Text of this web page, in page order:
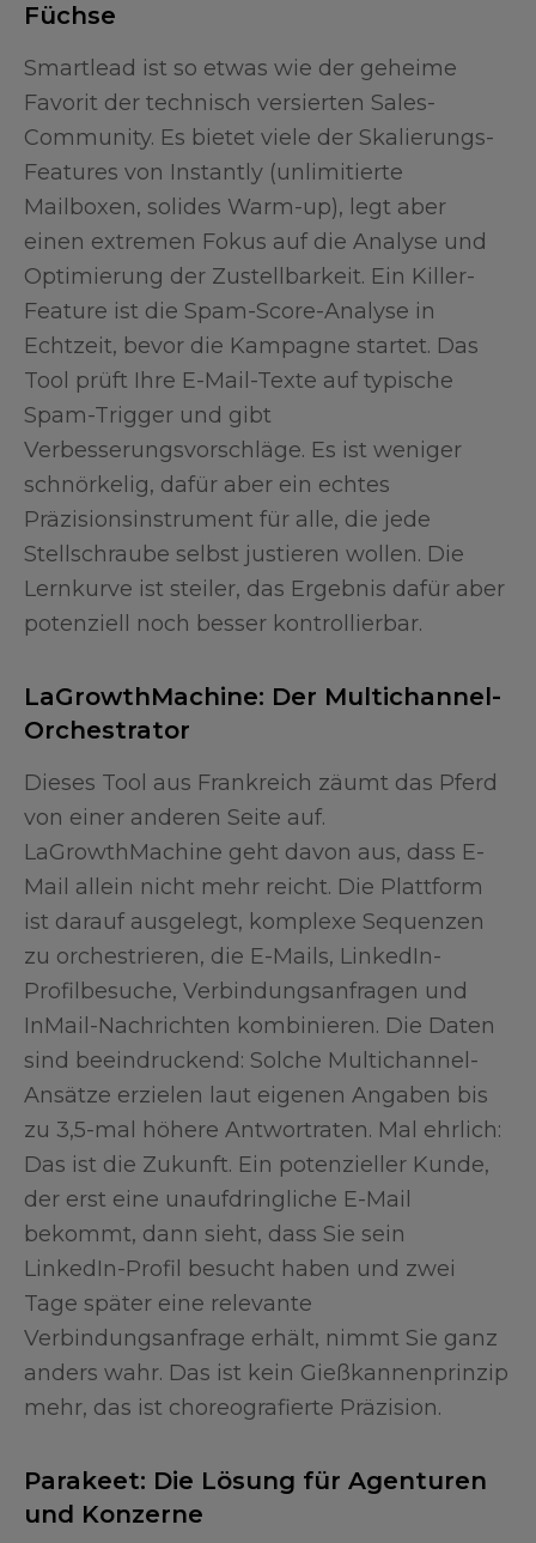
Füchse
Smartlead ist so etwas wie der geheime
Favorit der technisch versierten Sales-
Community. Es bietet viele der Skalierungs-
Features von Instantly (unlimitierte
Mailboxen, solides Warm-up), legt aber
einen extremen Fokus auf die Analyse und
Optimierung der Zustellbarkeit. Ein Killer-
Feature ist die Spam-Score-Analyse in
Echtzeit, bevor die Kampagne startet. Das
Tool prüft Ihre E-Mail-Texte auf typische
Spam-Trigger und gibt
Verbesserungsvorschläge. Es ist weniger
schnörkelig, dafür aber ein echtes
Präzisionsinstrument für alle, die jede
Stellschraube selbst justieren wollen. Die
Lernkurve ist steiler, das Ergebnis dafür aber
potenziell noch besser kontrollierbar.
LaGrowthMachine: Der Multichannel-
Orchestrator
Dieses Tool aus Frankreich zäumt das Pferd
von einer anderen Seite auf.
LaGrowthMachine geht davon aus, dass E-
Mail allein nicht mehr reicht. Die Plattform
ist darauf ausgelegt, komplexe Sequenzen
zu orchestrieren, die E-Mails, LinkedIn-
Profilbesuche, Verbindungsanfragen und
InMail-Nachrichten kombinieren. Die Daten
sind beeindruckend: Solche Multichannel-
Ansätze erzielen laut eigenen Angaben bis
zu 3,5-mal höhere Antwortraten. Mal ehrlich:
Das ist die Zukunft. Ein potenzieller Kunde,
der erst eine unaufdringliche E-Mail
bekommt, dann sieht, dass Sie sein
LinkedIn-Profil besucht haben und zwei
Tage später eine relevante
Verbindungsanfrage erhält, nimmt Sie ganz
anders wahr. Das ist kein Gießkannenprinzip
mehr, das ist choreografierte Präzision.
Parakeet: Die Lösung für Agenturen
und Konzerne